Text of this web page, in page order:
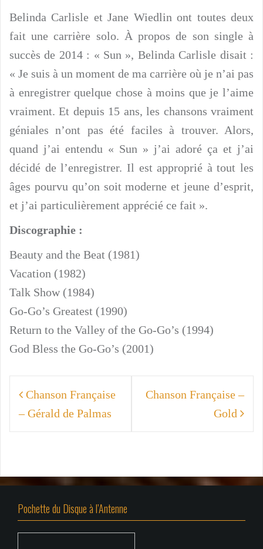
Belinda Carlisle et Jane Wiedlin ont toutes deux
fait une carrière solo. À propos de son single à
succès de 2014 : « Sun », Belinda Carlisle disait :
« Je suis à un moment de ma carrière où je n’ai pas
à enregistrer quelque chose à moins que je l’aime
vraiment. Et depuis 15 ans, les chansons vraiment
géniales n’ont pas été faciles à trouver. Alors,
quand j’ai entendu « Sun » j’ai adoré ça et j’ai
décidé de l’enregistrer. Il est approprié à tout les
âges pourvu qu’on soit moderne et jeune d’esprit,
et j’ai particulièrement apprécié ce fait ».
Discographie :
Beauty and the Beat (1981)
Vacation (1982)
Talk Show (1984)
Go-Go’s Greatest (1990)
Return to the Valley of the Go-Go’s (1994)
God Bless the Go-Go’s (2001)
Navigation
de
l’article
Chanson Française
– Gérald de Palmas
Chanson Française –
Gold
Pochette du Disque à l’Antenne